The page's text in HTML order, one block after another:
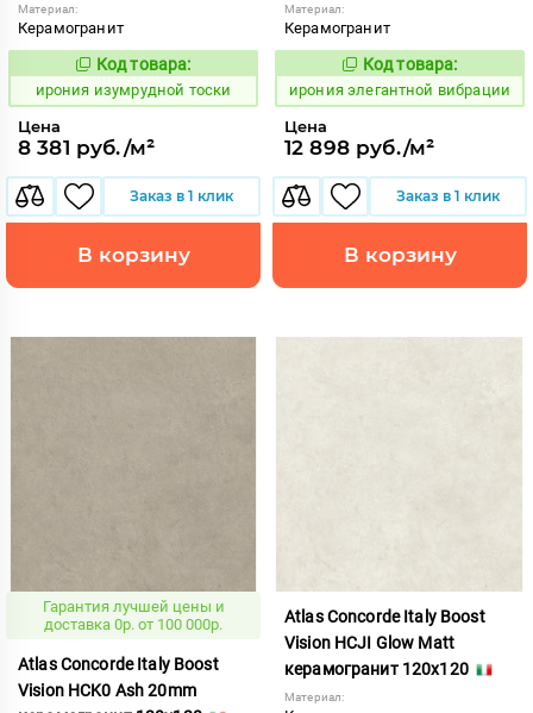
Материал:
Керамогранит
1098106
Код товара:
ирония изумрудной тоски
Цена
8 381 руб./м²
Заказ в 1 клик
В корзину
Материал:
Керамогранит
1098135
Код товара:
ирония элегантной вибрации
Цена
12 898 руб./м²
Заказ в 1 клик
В корзину
Гарантия лучшей цены и
доставка 0р. от 100 000р.
Atlas Concorde Italy Boost
Vision HCK0 Ash 20mm
Atlas Concorde Italy Boost
Vision HCJI Glow Matt
керамогранит 120x120
Материал: